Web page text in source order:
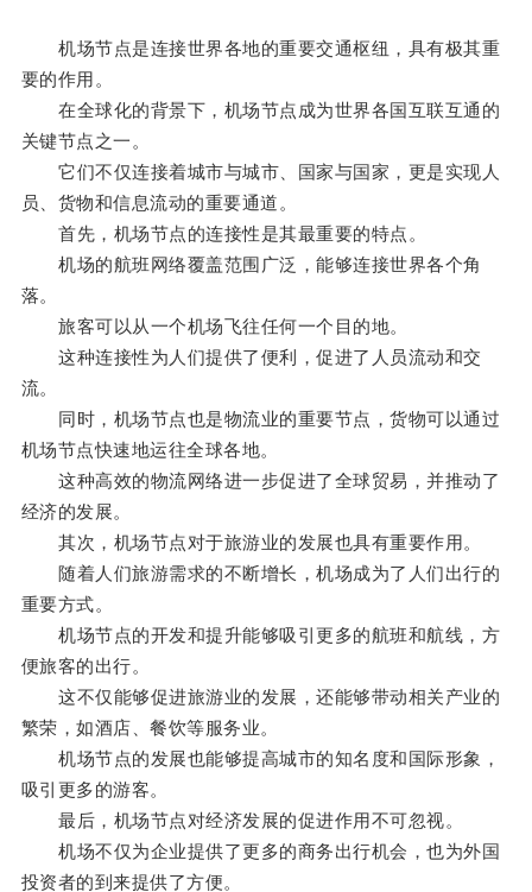
机场节点是连接世界各地的重要交通枢纽，具有极其重
要的作用。
在全球化的背景下，机场节点成为世界各国互联互通的
关键节点之一。
它们不仅连接着城市与城市、国家与国家，更是实现人
员、货物和信息流动的重要通道。
首先，机场节点的连接性是其最重要的特点。
机场的航班网络覆盖范围广泛，能够连接世界各个角
落。
旅客可以从一个机场飞往任何一个目的地。
这种连接性为人们提供了便利，促进了人员流动和交
流。
同时，机场节点也是物流业的重要节点，货物可以通过
机场节点快速地运往全球各地。
这种高效的物流网络进一步促进了全球贸易，并推动了
经济的发展。
其次，机场节点对于旅游业的发展也具有重要作用。
随着人们旅游需求的不断增长，机场成为了人们出行的
重要方式。
机场节点的开发和提升能够吸引更多的航班和航线，方
便旅客的出行。
这不仅能够促进旅游业的发展，还能够带动相关产业的
繁荣，如酒店、餐饮等服务业。
机场节点的发展也能够提高城市的知名度和国际形象，
吸引更多的游客。
最后，机场节点对经济发展的促进作用不可忽视。
机场不仅为企业提供了更多的商务出行机会，也为外国
投资者的到来提供了方便。